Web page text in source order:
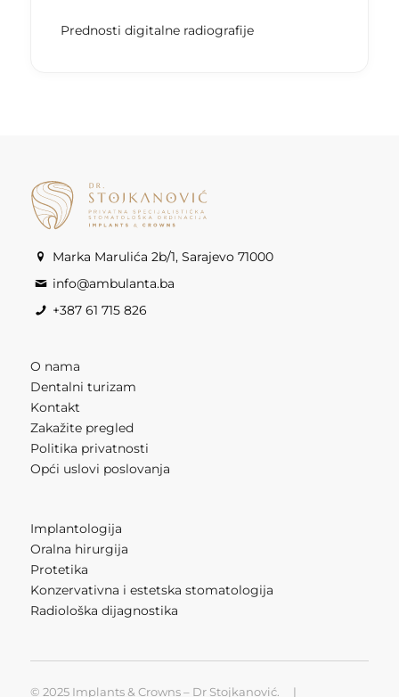
Prednosti digitalne radiografije
Marka Marulića 2b/1, Sarajevo 71000
info@ambulanta.ba
+387 61 715 826
O nama
Dentalni turizam
Kontakt
Zakažite pregled
Politika privatnosti
Opći uslovi poslovanja
Implantologija
Oralna hirurgija
Protetika
Konzervativna i estetska stomatologija
Radiološka dijagnostika
© 2025 Implants & Crowns – Dr Stojkanović. |